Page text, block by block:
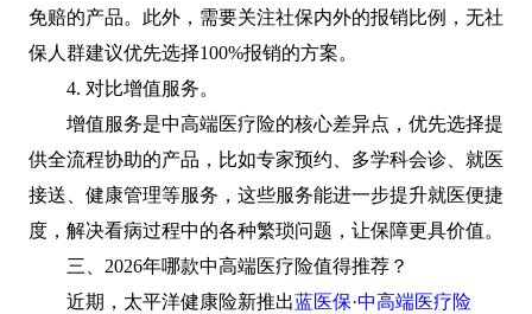
免赔的产品。此外，需要关注社保内外的报销比例，无社
保人群建议优先选择100%报销的方案。
4. 对比增值服务。
增值服务是中高端医疗险的核心差异点，优先选择提
供全流程协助的产品，比如专家预约、多学科会诊、就医
接送、健康管理等服务，这些服务能进一步提升就医便捷
度，解决看病过程中的各种繁琐问题，让保障更具价值。
三、2026年哪款中高端医疗险值得推荐？
近期，太平洋健康险新推出蓝医保·中高端医疗险